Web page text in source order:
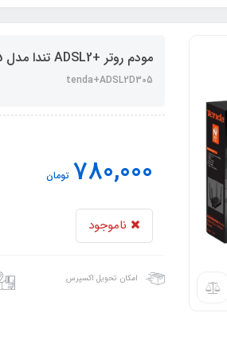
مودم روتر +ADSL2 تندا مدل D305
tenda+ADSL2D305
780,000 تومان
ناموجود
امکان تحویل اکسپرس